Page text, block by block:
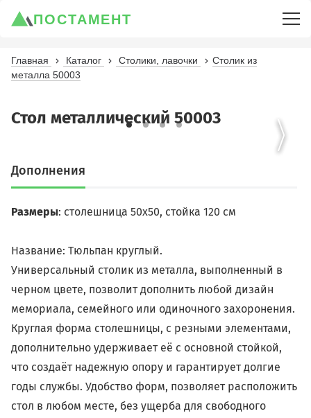
ПОСТАМЕНТ
Главная Каталог Столики, лавочки
Столик из
металла 50003
Стол металлический 50003
Дополнения
Размеры: столешница 50х50, стойка 120 см
Название: Тюльпан круглый.
Универсальный столик из металла, выполненный в
черном цвете, позволит дополнить любой дизайн
мемориала, семейного или одиночного захоронения.
Круглая форма столешницы, с резными элементами,
дополнительно удерживает её с основной стойкой,
что создаёт надежную опору и гарантирует долгие
годы службы. Удобство форм, позволяет расположить
стол в любом месте, без ущерба для свободного